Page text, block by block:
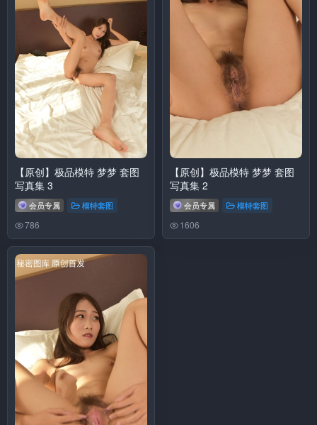
【原创】极品模特 梦梦 套图
写真集 3
会员专属 模特套图
786
【原创】极品模特 梦梦 套图
写真集 2
会员专属 模特套图
1606